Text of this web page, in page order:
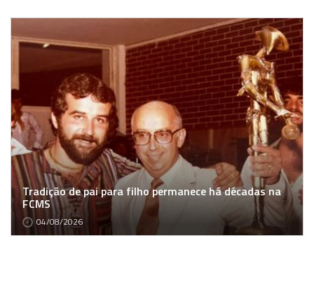
Tradição de pai para filho permanece há décadas na
FCMS
04/08/2026